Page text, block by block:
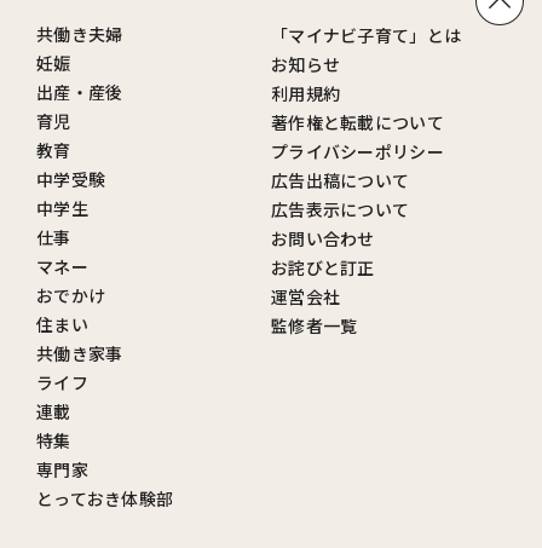
共働き夫婦
妊娠
出産・産後
育児
教育
中学受験
中学生
仕事
マネー
おでかけ
住まい
共働き家事
ライフ
連載
特集
専門家
とっておき体験部
「マイナビ子育て」とは
お知らせ
利用規約
著作権と転載について
プライバシーポリシー
広告出稿について
広告表示について
お問い合わせ
お詫びと訂正
運営会社
監修者一覧